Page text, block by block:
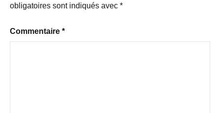
obligatoires sont indiqués avec *
Commentaire *